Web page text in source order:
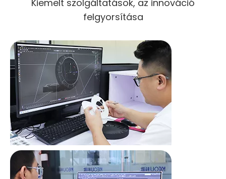
Kiemelt szolgáltatások, az innováció
felgyorsítása